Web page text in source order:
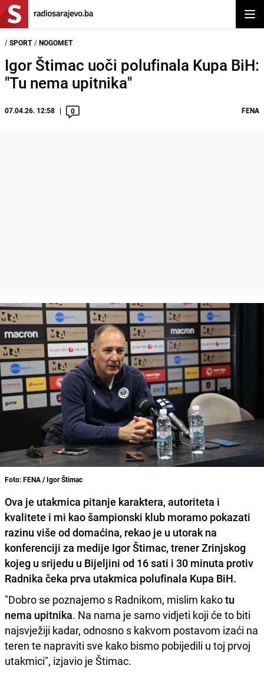
/ SPORT / NOGOMET
Igor Štimac uoči polufinala Kupa BiH:
"Tu nema upitnika"
07.04.26. 12:58 0 FENA
Foto: FENA / Igor Štimac
Ova je utakmica pitanje karaktera, autoriteta i
kvalitete i mi kao šampionski klub moramo pokazati
razinu više od domaćina, rekao je u utorak na
konferenciji za medije Igor Štimac, trener Zrinjskog
kojeg u srijedu u Bijeljini od 16 sati i 30 minuta protiv
Radnika čeka prva utakmica polufinala Kupa BiH.
"Dobro se poznajemo s Radnikom, mislim kakotu
nema upitnika. Na nama je samo vidjeti koji će to biti
najsvježiji kadar, odnosno s kakvom postavom izaći na
teren te napraviti sve kako bismo pobijedili u toj prvoj
utakmici", izjavio je Štimac.